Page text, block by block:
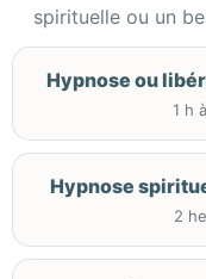
spirituelle ou un
Hypnose ou
1 h
Hypnose
2